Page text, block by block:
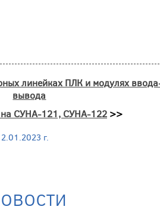
линейках ПЛК и модулях
вывода
СУНА-121, СУНА-122>>
г.